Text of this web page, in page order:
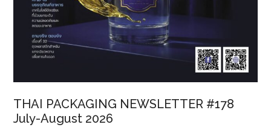
THAI PACKAGING NEWSLETTER #178
July-August 2026